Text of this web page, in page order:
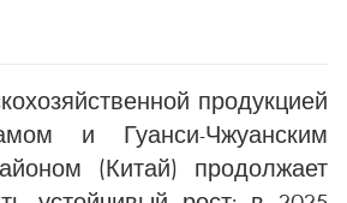
продукцией
и Гуанси-Чжуанским
(Китай) продолжает